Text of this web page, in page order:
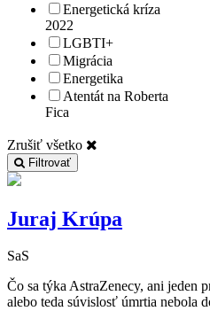
Energetická kríza
2022
LGBTI+
Migrácia
Energetika
Atentát na Roberta
Fica
Zrušiť všetko
Filtrovať
Juraj Krúpa
SaS
Čo sa týka AstraZenecy, ani jeden
alebo teda súvislosť úmrtia nebola